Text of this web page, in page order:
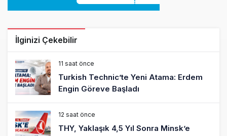
İlginizi Çekebilir
11 saat önce
Turkish Technic’te Yeni Atama: Erdem
Engin Göreve Başladı
12 saat önce
THY, Yaklaşık 4,5 Yıl Sonra Minsk’e